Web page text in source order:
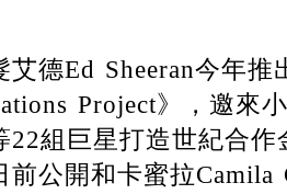
艾德Ed Sheeran今年
Project》，邀來
22組巨星打造世紀合
前公開和卡蜜拉